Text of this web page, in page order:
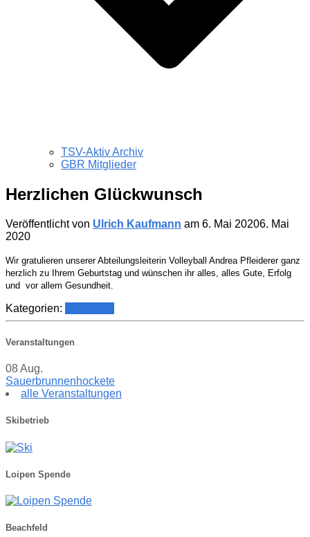
TSV-Aktiv Archiv
GBR Mitglieder
Herzlichen Glückwunsch
Veröffentlicht von Ulrich Kaufmann am 6. Mai 20206. Mai
2020
Wir gratulieren unserer Abteilungsleiterin Volleyball Andrea Pfleidererganz
herzlich zu Ihrem Geburtstag und wünschen ihr alles, alles Gute, Erfolg
und vor allem Gesundheit.
Kategorien:
Veranstaltungen
08Aug.
Sauerbrunnenhockete
alle Veranstaltungen
Skibetrieb
Loipen Spende
Beachfeld